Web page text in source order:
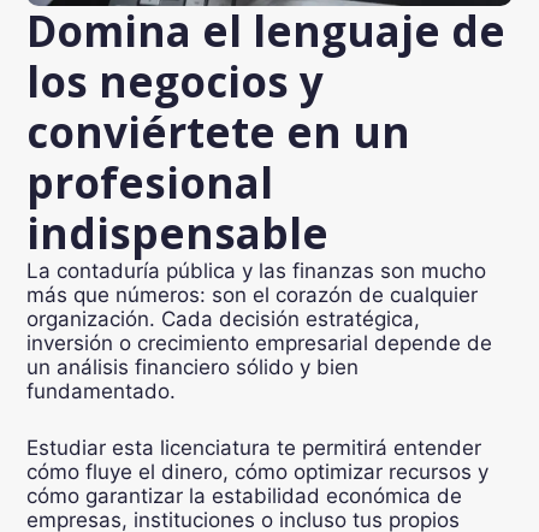
Domina el lenguaje de
los negocios y
conviértete en un
profesional
indispensable
La contaduría pública y las finanzas son mucho
más que números: son el corazón de cualquier
organización. Cada decisión estratégica,
inversión o crecimiento empresarial depende de
un análisis financiero sólido y bien
fundamentado.
Estudiar esta licenciatura te permitirá entender
cómo fluye el dinero, cómo optimizar recursos y
cómo garantizar la estabilidad económica de
empresas, instituciones o incluso tus propios